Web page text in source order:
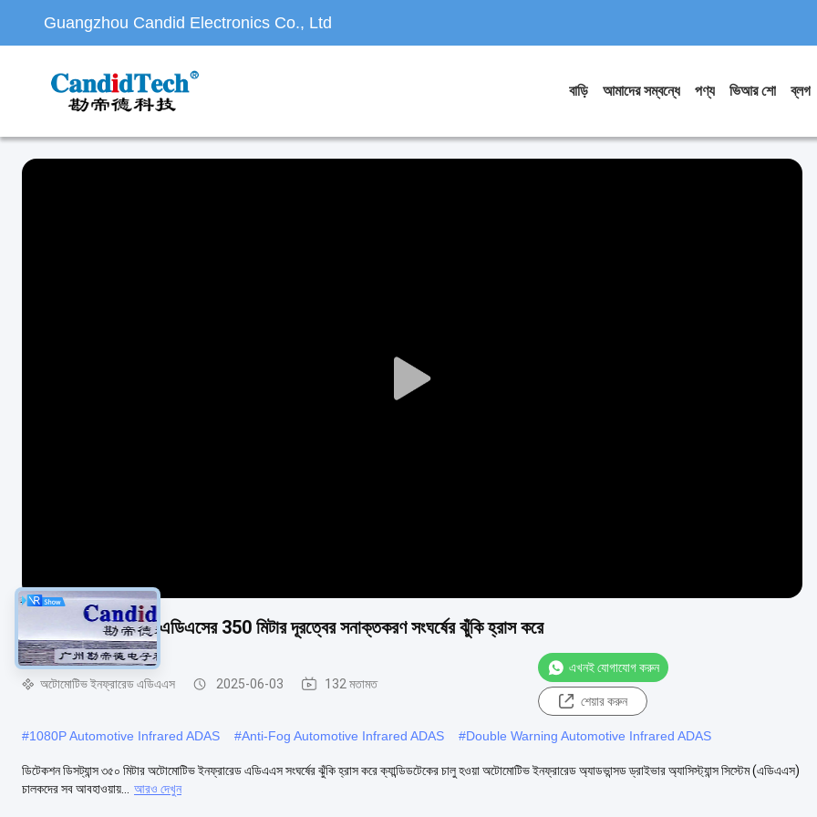
Guangzhou Candid Electronics Co., Ltd
বাড়ি আমাদের সম্বন্ধে পণ্য ভিআর শো ব্লগ
Play
অটোমোটিভ ইনফ্রারেড এডিএসের 350 মিটার দূরত্বের সনাক্তকরণ সংঘর্ষের ঝুঁকি হ্রাস করে
অটোমোটিভ ইনফ্রারেড এডিএএস 2025-06-03 132 মতামত
এখনই যোগাযোগ করুন
শেয়ার করুন
#1080P Automotive Infrared ADAS #Anti-Fog Automotive Infrared ADAS #Double Warning Automotive Infrared ADAS
ডিটেকশন ডিসট্যান্স ৩৫০ মিটার অটোমোটিভ ইনফ্রারেড এডিএএস সংঘর্ষের ঝুঁকি হ্রাস করে ক্যান্ডিডটেকের চালু হওয়া অটোমোটিভ ইনফ্রারেড অ্যাডভান্সড ড্রাইভার অ্যাসিস্ট্যান্স সিস্টেম (এডিএএস)
চালকদের সব আবহাওয়ায়...
আরও দেখুন